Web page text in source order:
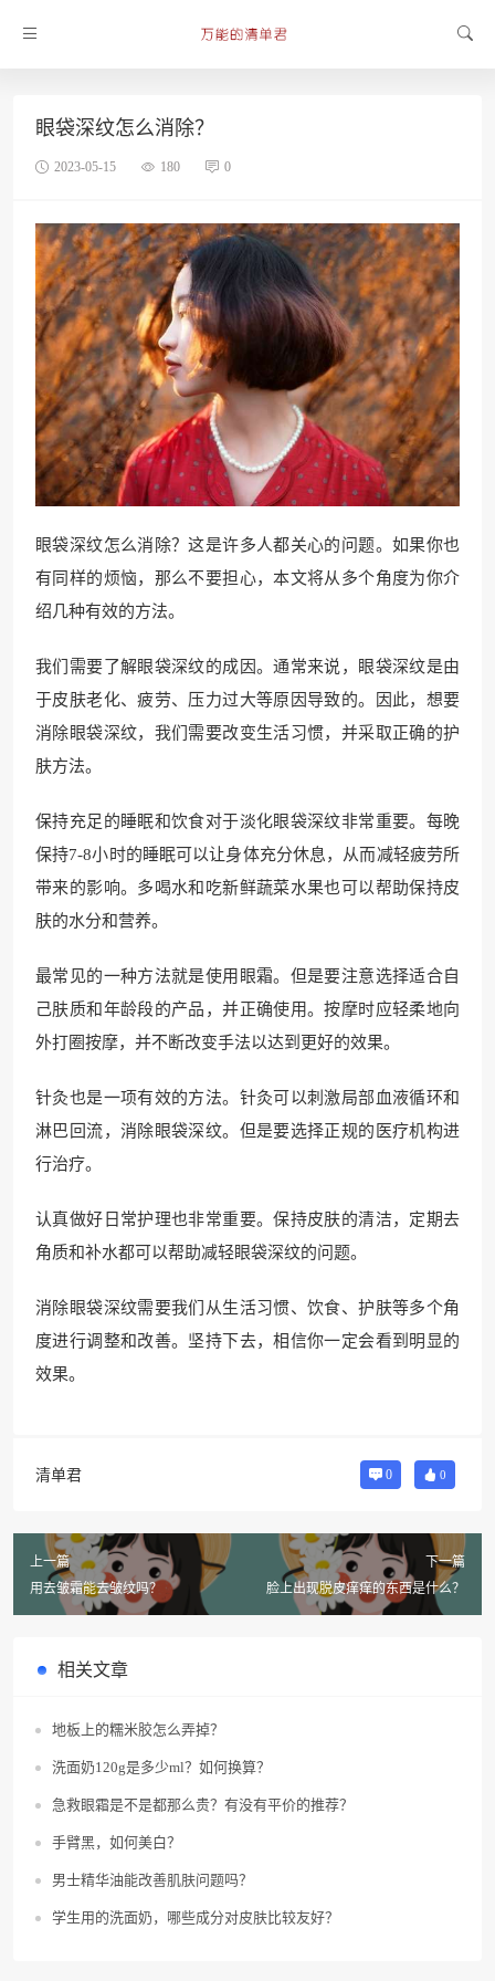
眼袋深纹怎么消除？
2023-05-15 180 0
眼袋深纹怎么消除？这是许多人都关心的问题。如果你也
有同样的烦恼，那么不要担心，本文将从多个角度为你介
绍几种有效的方法。
我们需要了解眼袋深纹的成因。通常来说，眼袋深纹是由
于皮肤老化、疲劳、压力过大等原因导致的。因此，想要
消除眼袋深纹，我们需要改变生活习惯，并采取正确的护
肤方法。
保持充足的睡眠和饮食对于淡化眼袋深纹非常重要。每晚
保持7-8小时的睡眠可以让身体充分休息，从而减轻疲劳所
带来的影响。多喝水和吃新鲜蔬菜水果也可以帮助保持皮
肤的水分和营养。
最常见的一种方法就是使用眼霜。但是要注意选择适合自
己肤质和年龄段的产品，并正确使用。按摩时应轻柔地向
外打圈按摩，并不断改变手法以达到更好的效果。
针灸也是一项有效的方法。针灸可以刺激局部血液循环和
淋巴回流，消除眼袋深纹。但是要选择正规的医疗机构进
行治疗。
认真做好日常护理也非常重要。保持皮肤的清洁，定期去
角质和补水都可以帮助减轻眼袋深纹的问题。
消除眼袋深纹需要我们从生活习惯、饮食、护肤等多个角
度进行调整和改善。坚持下去，相信你一定会看到明显的
效果。
清单君 0 0
上一篇
用去皱霜能去皱纹吗？
下一篇
脸上出现脱皮痒痒的东西是什么？
相关文章
地板上的糯米胶怎么弄掉？
洗面奶120g是多少ml？如何换算？
急救眼霜是不是都那么贵？有没有平价的推荐？
手臂黑，如何美白？
男士精华油能改善肌肤问题吗？
学生用的洗面奶，哪些成分对皮肤比较友好？